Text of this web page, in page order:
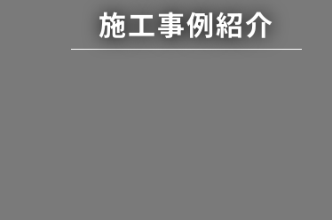
施工事例紹介